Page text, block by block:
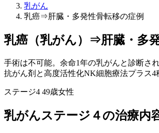
乳がん
乳癌⇒肝臓・多発性骨転移の症例
乳癌（乳がん）⇒肝臓・多
手術は不可能。余命1年の乳がんと診断され
抗がん剤と高度活性化NK細胞療法プラス
ステージ4 49歳女性
乳がんステージ４の治療内